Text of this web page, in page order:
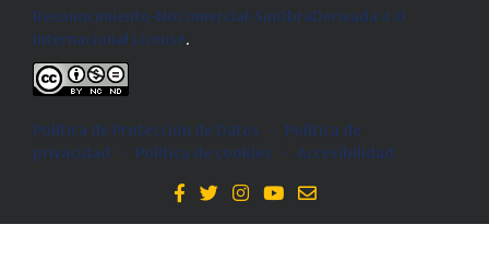
Reconocimiento-NoComercial-SinObraDerivada 4.0
Internacional License.
Política de Protección de Datos - Politica de
privacidad
- Política de cookies - Accesibilidad